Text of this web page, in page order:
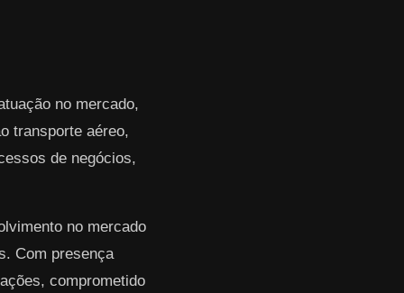
no mercado,
transporte aéreo,
de negócios,
no mercado
Com presença
comprometido